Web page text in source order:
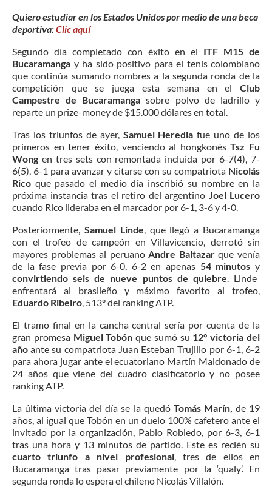
Quiero estudiar en los Estados Unidos por medio de una beca
deportiva:Clic aquí
Segundo día completado con éxito en el ITF M15 de
Bucaramanga y ha sido positivo para el tenis colombiano
que continúa sumando nombres a la segunda ronda de la
competición que se juega esta semana en el Club
Campestre de Bucaramanga sobre polvo de ladrillo y
reparte un prize-money de $15.000 dólares en total.
Tras los triunfos de ayer, Samuel Heredia fue uno de los
primeros en tener éxito, venciendo al hongkonésTsz Fu
Wong en tres sets con remontada incluida por 6-7(4), 7-
6(5), 6-1 para avanzar y citarse con su compatriota Nicolás
Rico que pasado el medio día inscribió su nombre en la
próxima instancia tras el retiro del argentino Joel Lucero
cuando Rico lideraba en el marcador por 6-1, 3-6 y 4-0.
Posteriormente, Samuel Linde , que llegó a Bucaramanga
con el trofeo de campeón en Villavicencio, derrotó sin
mayores problemas al peruanoAndre Baltazarque venía
de la fase previa por 6-0, 6-2 en apenas 54 minutos y
convirtiendo seis de nueve puntos de quiebre . Linde
enfrentará al brasileño y máximo favorito al trofeo,
Eduardo Ribeiro , 513° del ranking ATP.
El tramo final en la cancha central sería por cuenta de la
gran promesaMiguel Tobón que sumó su 12° victoria del
año ante su compatriota Juan Esteban Trujillo por 6-1, 6-2
para ahora jugar ante el ecuatoriano Martín Maldonado de
24 años que viene del cuadro clasificatorio y no posee
ranking ATP.
La última victoria del día se la quedó Tomás Marín, de 19
años, al igual que Tobón en un duelo 100% cafetero ante el
invitado por la organización, Pablo Robledo, por 6-3, 6-1
tras una hora y 13 minutos de partido. Este es recién su
cuarto triunfo a nivel profesional, tres de ellos en
Bucaramanga tras pasar previamente por la ‘qualy’. En
segunda ronda lo espera el chileno Nicolás Villalón.